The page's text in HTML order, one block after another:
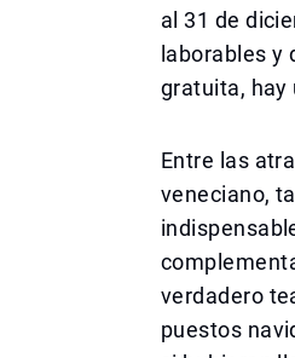
al 31 de
laborables y
gratuita, hay
Entre las
veneciano,
verdadero
puestos